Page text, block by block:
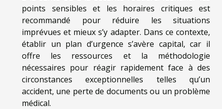
points sensibles et les horaires critiques est
recommandé pour réduire les situations
imprévues et mieux s’y adapter. Dans ce contexte,
établir un plan d’urgence s’avère capital, car il
offre les ressources et la méthodologie
nécessaires pour réagir rapidement face à des
circonstances exceptionnelles telles qu’un
accident, une perte de documents ou un problème
médical.